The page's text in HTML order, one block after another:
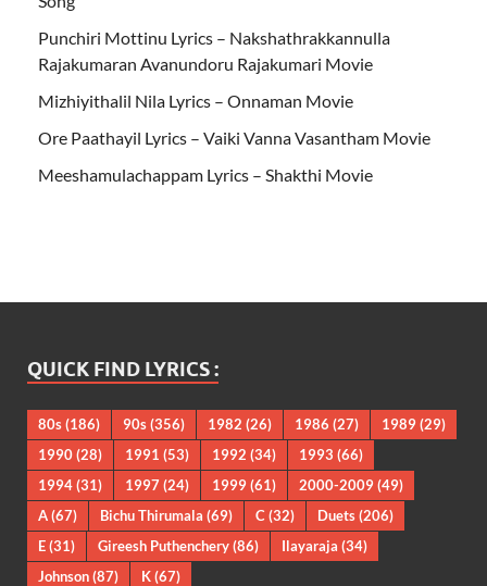
Punchiri Mottinu Lyrics – Nakshathrakkannulla
Rajakumaran Avanundoru Rajakumari Movie
Mizhiyithalil Nila Lyrics – Onnaman Movie
Ore Paathayil Lyrics – Vaiki Vanna Vasantham Movie
Meeshamulachappam Lyrics – Shakthi Movie
QUICK FIND LYRICS :
80s(186) 90s(356) 1982 (26) 1986 (27) 1989(29)
1990(28) 1991 (53) 1992 (34) 1993 (66)
1994(31) 1997 (24) 1999(61) 2000-2009(49)
A(67) Bichu Thirumala (69) C (32) Duets(206)
E(31) Gireesh Puthenchery(86) Ilayaraja (34)
Johnson(87) K(67)